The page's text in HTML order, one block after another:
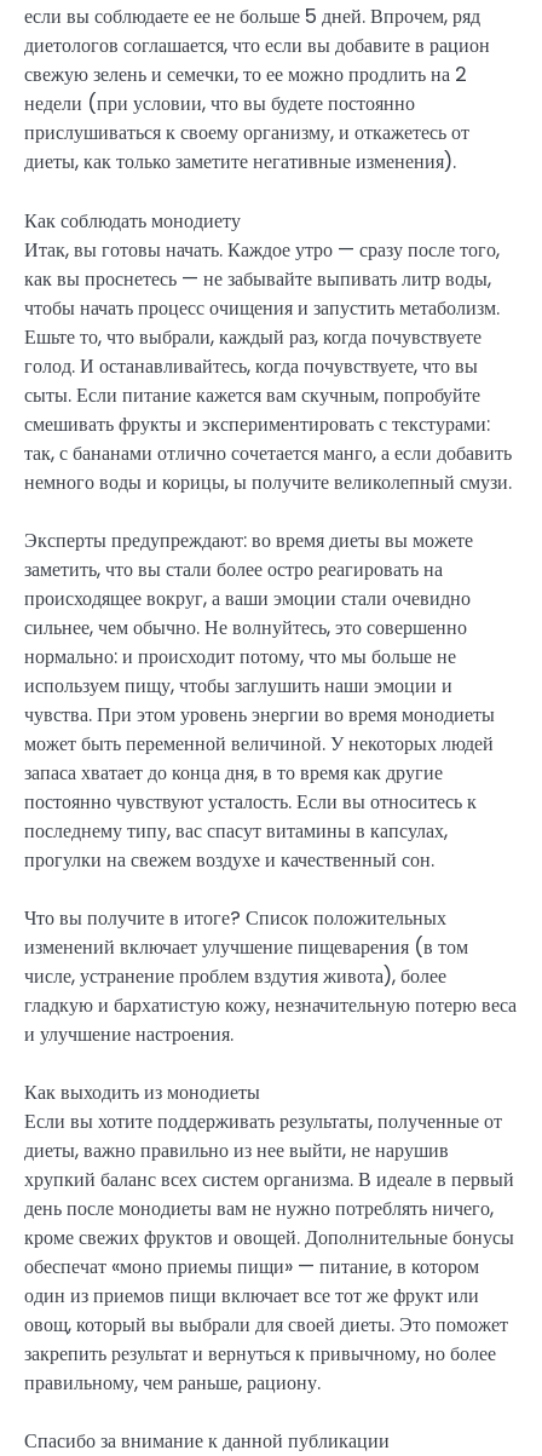
если вы соблюдаете ее не больше 5 дней. Впрочем, ряд
диетологов соглашается, что если вы добавите в рацион
свежую зелень и семечки, то ее можно продлить на 2
недели (при условии, что вы будете постоянно
прислушиваться к своему организму, и откажетесь от
диеты, как только заметите негативные изменения).
Как соблюдать монодиету
Итак, вы готовы начать. Каждое утро — сразу после того,
как вы проснетесь — не забывайте выпивать литр воды,
чтобы начать процесс очищения и запустить метаболизм.
Ешьте то, что выбрали, каждый раз, когда почувствуете
голод. И останавливайтесь, когда почувствуете, что вы
сыты. Если питание кажется вам скучным, попробуйте
смешивать фрукты и экспериментировать с текстурами:
так, с бананами отлично сочетается манго, а если добавить
немного воды и корицы, ы получите великолепный смузи.
Эксперты предупреждают: во время диеты вы можете
заметить, что вы стали более остро реагировать на
происходящее вокруг, а ваши эмоции стали очевидно
сильнее, чем обычно. Не волнуйтесь, это совершенно
нормально: и происходит потому, что мы больше не
используем пищу, чтобы заглушить наши эмоции и
чувства. При этом уровень энергии во время монодиеты
может быть переменной величиной. У некоторых людей
запаса хватает до конца дня, в то время как другие
постоянно чувствуют усталость. Если вы относитесь к
последнему типу, вас спасут витамины в капсулах,
прогулки на свежем воздухе и качественный сон.
Что вы получите в итоге? Список положительных
изменений включает улучшение пищеварения (в том
числе, устранение проблем вздутия живота), более
гладкую и бархатистую кожу, незначительную потерю веса
и улучшение настроения.
Как выходить из монодиеты
Если вы хотите поддерживать результаты, полученные от
диеты, важно правильно из нее выйти, не нарушив
хрупкий баланс всех систем организма. В идеале в первый
день после монодиеты вам не нужно потреблять ничего,
кроме свежих фруктов и овощей. Дополнительные бонусы
обеспечат «моно приемы пищи» — питание, в котором
один из приемов пищи включает все тот же фрукт или
овощ, который вы выбрали для своей диеты. Это поможет
закрепить результат и вернуться к привычному, но более
правильному, чем раньше, рациону.
Спасибо за внимание к данной публикации